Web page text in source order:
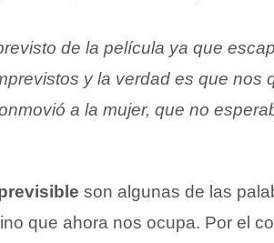
de la película ya que
y la verdad es que nos
a la mujer, que no
son algunas de las
que ahora nos ocupa. Por el